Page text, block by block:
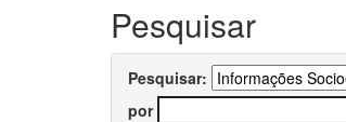
Pesquisar
Pesquisar:
por